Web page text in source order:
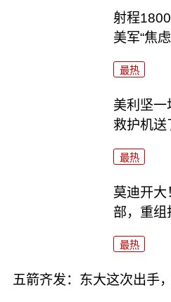
射程
美军“焦虑
最热
美利坚一
救护机送
最热
莫迪开
部，重组
最热
五箭齐发：东大这次出手